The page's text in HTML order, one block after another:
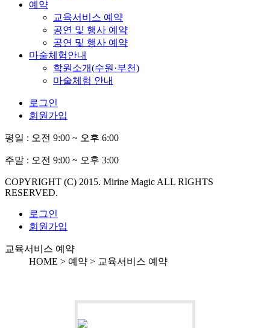
예약
교육서비스 예약
공연 및 행사 예약
공연 및 행사 예약
마술체험안내
학원소개(수원·부천)
마술체험 안내
로그인
회원가입
평일 : 오전 9:00 ~ 오후 6:00
주말 : 오전 9:00 ~ 오후 3:00
COPYRIGHT (C) 2015. Mirine Magic ALL RIGHTS
RESERVED.
로그인
회원가입
교육서비스 예약
HOME > 예약 > 교육서비스 예약